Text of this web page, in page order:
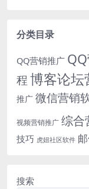
分类目录
QQ营销推广
程博客论坛
推广 微信营销
视频营销推广 综合
技巧 虎妞社区软件
搜索